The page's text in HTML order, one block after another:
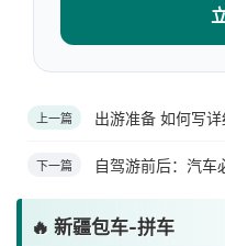
上一篇 出游准备 如何写
下一篇 自驾游前后：汽车
🔥 新疆包车-拼车